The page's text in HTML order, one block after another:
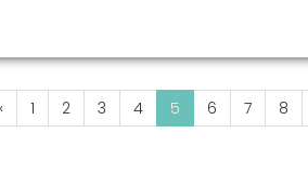
1 2 3 4 5 6 7 8